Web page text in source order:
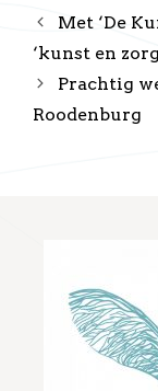
Met ‘De
‘kunst en
Prachtig
Roodenburg